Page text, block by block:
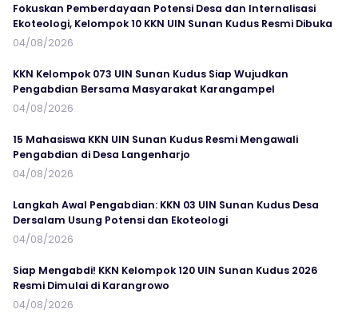
Fokuskan Pemberdayaan Potensi Desa dan Internalisasi
Ekoteologi, Kelompok 10 KKN UIN Sunan Kudus Resmi Dibuka
04/08/2026
KKN Kelompok 073 UIN Sunan Kudus Siap Wujudkan
Pengabdian Bersama Masyarakat Karangampel
04/08/2026
15 Mahasiswa KKN UIN Sunan Kudus Resmi Mengawali
Pengabdian di Desa Langenharjo
04/08/2026
Langkah Awal Pengabdian: KKN 03 UIN Sunan Kudus Desa
Dersalam Usung Potensi dan Ekoteologi
04/08/2026
Siap Mengabdi! KKN Kelompok 120 UIN Sunan Kudus 2026
Resmi Dimulai di Karangrowo
04/08/2026